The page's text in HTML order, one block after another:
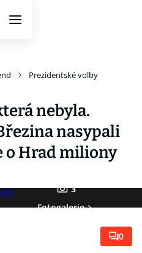
Prezidentské volby
nebyla.
nasypali
o Hrad miliony
3
Fotogalerie
0